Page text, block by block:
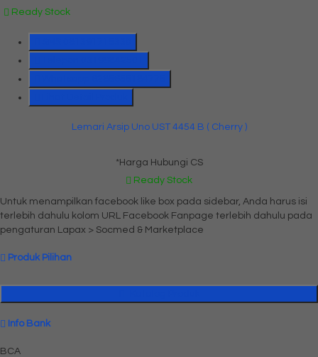
Ready Stock
Lemari Arsip Uno UST 4454 B ( Cherry )
*Harga Hubungi CS
Ready Stock
Untuk menampilkan facebook like box pada sidebar, Anda harus isi
terlebih dahulu kolom URL Facebook Fanpage terlebih dahulu pada
pengaturan Lapax > Socmed & Marketplace
Produk Pilihan
Info Bank
BCA